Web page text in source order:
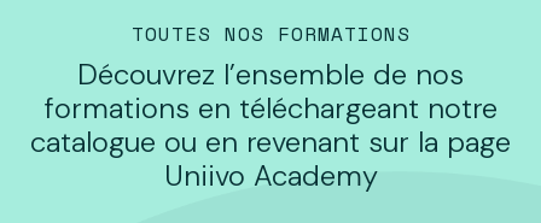
TOUTES NOS FORMATIONS
Découvrez l’ensemble de nos
formations en téléchargeant notre
catalogue ou en revenant sur la page
Uniivo Academy